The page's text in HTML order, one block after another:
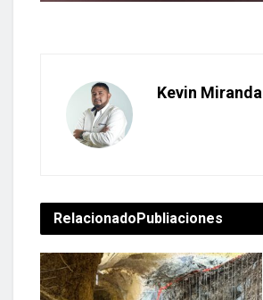
Kevin Miranda
RelacionadoPubliaciones